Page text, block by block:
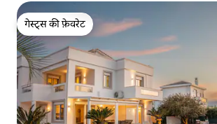
गेस्ट्स की फ़ेवरेट
गेस्ट्स की फ़ेवरेट